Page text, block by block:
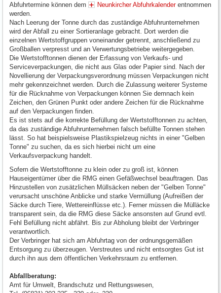
Abfuhrtermine können dem
Neunkircher Abfuhrkalender entnommen
werden.
Nach Leerung der Tonne durch das zuständige Abfuhrunternehmen
wird der Abfall zu einer Sortieranlage gebracht. Dort werden die
einzelnen Wertstoffgruppen voneinander getrennt, anschließend zu
Großballen verpresst und an Verwertungsbetriebe weitergegeben.
Die Wertstofftonnen dienen der Erfassung von Verkaufs- und
Serviceverpackungen, die nicht aus Glas oder Papier sind. Nach der
Novellierung der Verpackungsverordnung müssen Verpackungen nicht
mehr gekennzeichnet werden. Durch die Zulassung weiterer Systeme
für die Rücknahme von Verpackungen können Sie demnach kein
Zeichen, den Grünen Punkt oder andere Zeichen für die Rücknahme
auf den Verpackungen finden.
Es ist stets auf die korrekte Befüllung der Wertstofftonnen zu achten,
da das zuständige Abfuhrunternehmen falsch befüllte Tonnen stehen
lässt. So hat beispielsweise Plastikspielzeug nichts in einer "Gelben
Tonne" zu suchen, da es sich hierbei nicht um eine
Verkaufsverpackung handelt.
Sofern die Wertstofftonne zu klein oder zu groß ist, können
Hauseigentümer über die RMG einen Gefäßwechsel beauftragen. Das
Hinzustellen von zusätzlichen Müllsäcken neben der "Gelben Tonne"
verursacht unschöne Anblicke und starke Vermüllung (Aufreißen der
Säcke durch Tiere, Wettereinflüsse etc.). Ferner müssen die Mülläcke
transparent sein, da die RMG diese Säcke ansonsten auf Grund evtl.
Fehl Befüllung nicht abfährt. Bis zur Abholung bleibt der Verbringer
verantwortlich.
Der Verbringer hat sich am Abfuhrtag von der ordnungsgemäßen
Entsorgung zu überzeugen. Verstreutes und nicht entsorgtes Gut ist
durch ihn aus dem öffentlichen Verkehrsraum zu entfernen.
Abfallberatung:
Amt für Umwelt, Brandschutz und Rettungswesen,